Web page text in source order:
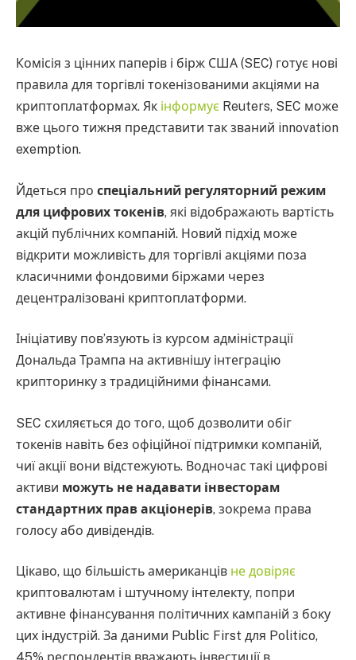
Комісія з цінних паперів і бірж США (SEC) готує нові
правила для торгівлі токенізованими акціями на
криптоплатформах. Як інформує Reuters, SEC може
вже цього тижня представити так званий innovation
exemption.
Йдеться про спеціальний регуляторний режим
для цифрових токенів, які відображають вартість
акцій публічних компаній. Новий підхід може
відкрити можливість для торгівлі акціями поза
класичними фондовими біржами через
децентралізовані криптоплатформи.
Ініціативу пов’язують із курсом адміністрації
Дональда Трампа на активнішу інтеграцію
крипторинку з традиційними фінансами.
SEC схиляється до того, щоб дозволити обіг
токенів навіть без офіційної підтримки компаній,
чиї акції вони відстежують. Водночас такі цифрові
активи можуть не надавати інвесторам
стандартних прав акціонерів, зокрема права
голосу або дивідендів.
Цікаво, що більшість американців не довіряє
криптовалютам і штучному інтелекту, попри
активне фінансування політичних кампаній з боку
цих індустрій. За даними Public First для Politico,